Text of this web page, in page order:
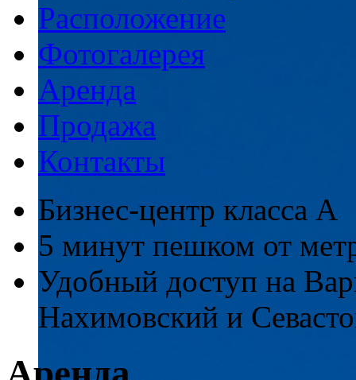
Расположение
Фотогалерея
Аренда
Продажа
Контакты
Бизнес-центр класса А
5 минут пешком от
Удобный доступ на
Нахимовский и